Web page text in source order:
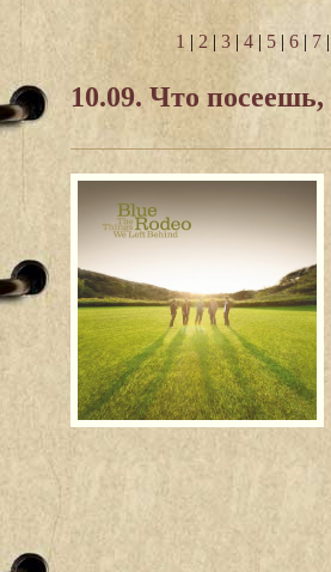
1 | 2 | 3 | 4 | 5 | 6 | 7
10.09. Что